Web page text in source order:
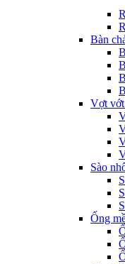
Bàn
Vợt
Sào
Ống